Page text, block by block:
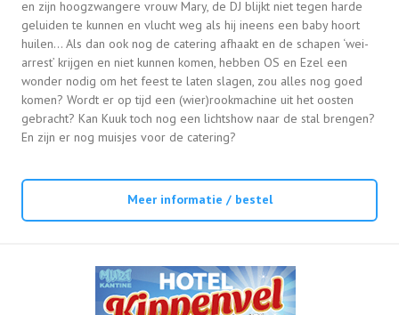
en zijn hoogzwangere vrouw Mary, de DJ blijkt niet tegen harde
geluiden te kunnen en vlucht weg als hij ineens een baby hoort
huilen… Als dan ook nog de catering afhaakt en de schapen ‘wei-
arrest’ krijgen en niet kunnen komen, hebben OS en Ezel een
wonder nodig om het feest te laten slagen, zou alles nog goed
komen? Wordt er op tijd een (wier)rookmachine uit het oosten
gebracht? Kan Kuuk toch nog een lichtshow naar de stal brengen?
En zijn er nog muisjes voor de catering?
Meer informatie / bestel